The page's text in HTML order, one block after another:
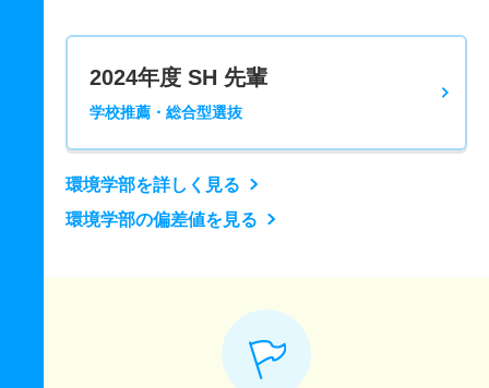
2024年度 SH 先輩
学校推薦・総合型選抜
環境学部を詳しく見る
環境学部の偏差値を見る